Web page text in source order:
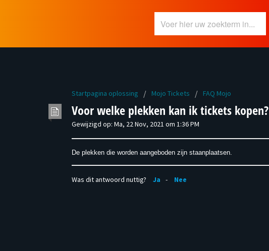
Startpagina oplossing Mojo Tickets FAQ Mojo
Voor welke plekken kan ik tickets kopen?
Gewijzigd op: Ma, 22 Nov, 2021 om 1:36 PM
De plekken die worden aangeboden zijn staanplaatsen.
Was dit antwoord nuttig? Ja Nee